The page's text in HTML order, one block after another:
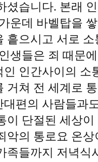
셨습니다. 본래
운데 바벨탑을
흩으시고 서로
생들은 죄 때문
인 인간사이의 소
거쳐 전 세계로
대편의 사람들과
이 단절된 세상
악의 통로요 온
족들까지 저녁식